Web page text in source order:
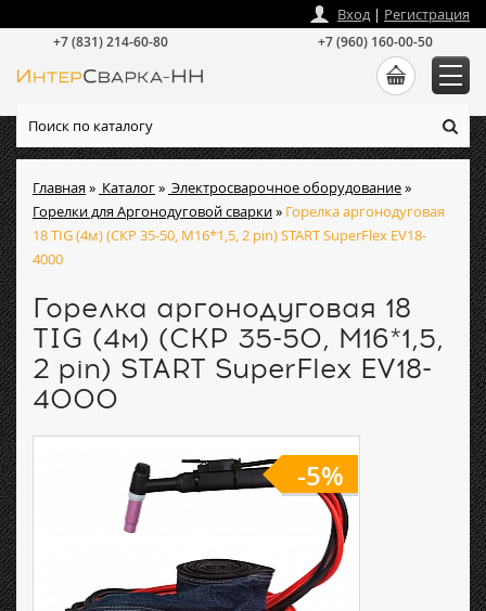
Главная» Каталог» Электросварочное оборудование»
Горелки для Аргонодуговой сварки» Горелка аргонодуговая
18 TIG (4м) (СКР 35-50, M16*1,5, 2 pin) START SuperFlex EV18-
4000
Горелка аргонодуговая 18
TIG (4м) (СКР 35-50, M16*1,5,
2 pin) START SuperFlex EV18-
4000
-5%
Вход| Регистрация
+7 (831) 214-60-80 +7 (960) 160-00-50